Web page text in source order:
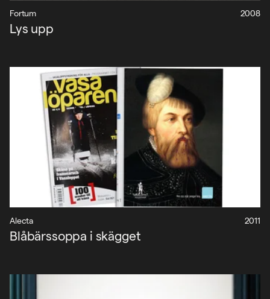
Nyheter
Om oss
Kontakt
Sök
English
Fortum 2008
Lys upp
Alecta 2011
Blåbärssoppa i skägget